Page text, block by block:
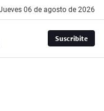
jueves 06 de agosto de 2026
Suscribite